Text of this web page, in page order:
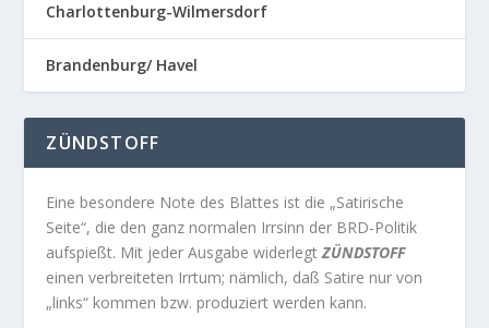
Charlottenburg-Wilmersdorf
Brandenburg/ Havel
ZÜNDSTOFF
Eine besondere Note des Blattes ist die „Satirische
Seite“, die den ganz normalen Irrsinn der BRD-Politik
aufspießt. Mit jeder Ausgabe widerlegtZÜNDSTOFF
einen verbreiteten Irrtum; nämlich, daß Satire nur von
„links“ kommen bzw. produziert werden kann.